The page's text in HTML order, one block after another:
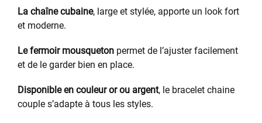
La chaîne cubaine, large et stylée, apporte un look fort
et moderne.
Le fermoir mousqueton permet de l’ajuster facilement
et de le garder bien en place.
Disponible en couleur or ou argent, le bracelet chaine
couple s’adapte à tous les styles.